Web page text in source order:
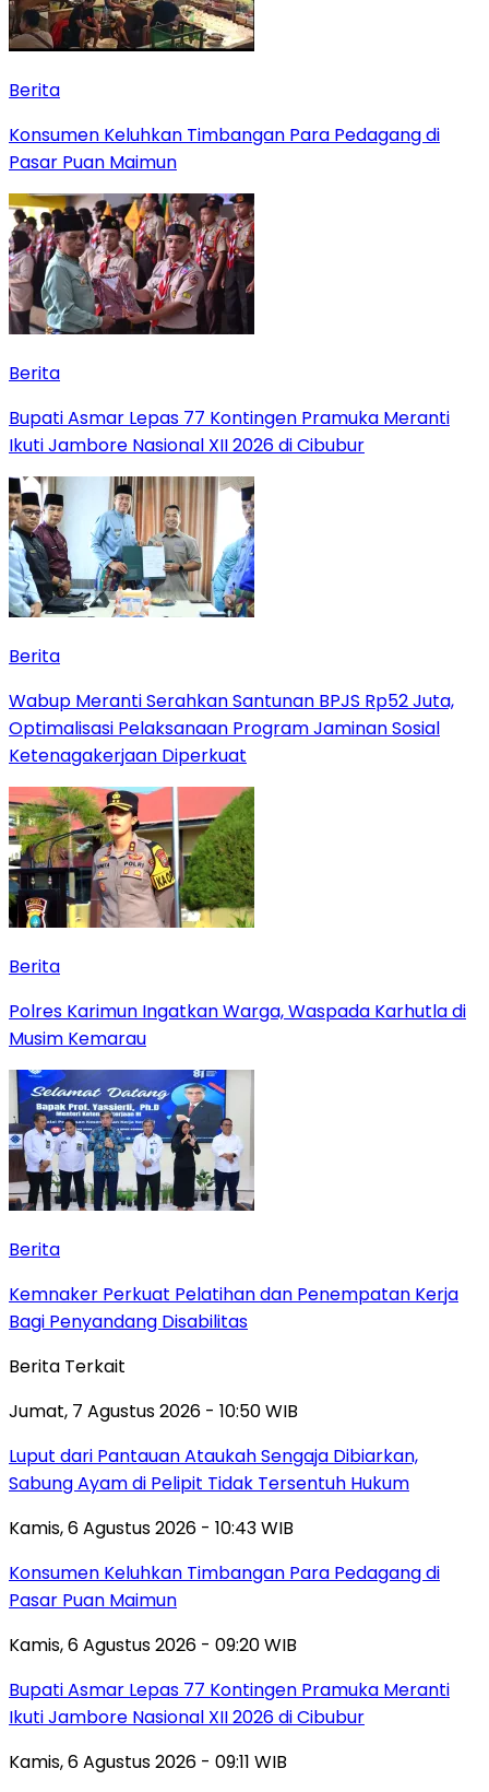
Berita
Konsumen Keluhkan Timbangan Para Pedagang di
Pasar Puan Maimun
Berita
Bupati Asmar Lepas 77 Kontingen Pramuka Meranti
Ikuti Jambore Nasional XII 2026 di Cibubur
Berita
Wabup Meranti Serahkan Santunan BPJS Rp52 Juta,
Optimalisasi Pelaksanaan Program Jaminan Sosial
Ketenagakerjaan Diperkuat
Berita
Polres Karimun Ingatkan Warga, Waspada Karhutla di
Musim Kemarau
Berita
Kemnaker Perkuat Pelatihan dan Penempatan Kerja
Bagi Penyandang Disabilitas
Berita Terkait
Jumat, 7 Agustus 2026 - 10:50 WIB
Luput dari Pantauan Ataukah Sengaja Dibiarkan,
Sabung Ayam di Pelipit Tidak Tersentuh Hukum
Kamis, 6 Agustus 2026 - 10:43 WIB
Konsumen Keluhkan Timbangan Para Pedagang di
Pasar Puan Maimun
Kamis, 6 Agustus 2026 - 09:20 WIB
Bupati Asmar Lepas 77 Kontingen Pramuka Meranti
Ikuti Jambore Nasional XII 2026 di Cibubur
Kamis, 6 Agustus 2026 - 09:11 WIB